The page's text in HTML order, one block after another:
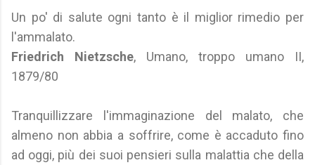
Un po' di salute ogni tanto è il miglior rimedio per
l'ammalato.
Friedrich Nietzsche, Umano, troppo umano II,
1879/80
Tranquillizzare l'immaginazione del malato, che
almeno non abbia a soffrire, come è accaduto fino
ad oggi, più dei suoi pensieri sulla malattia che della